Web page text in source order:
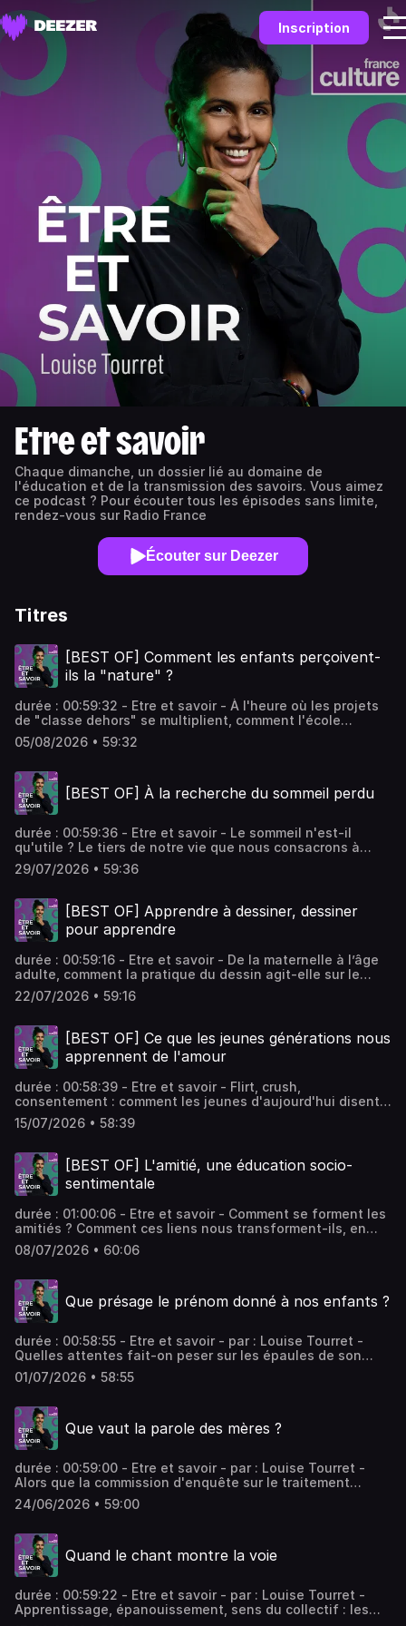
Inscription
Etre et savoir
Chaque dimanche, un dossier lié au domaine de
l'éducation et de la transmission des savoirs. Vous aimez
ce podcast ? Pour écouter tous les épisodes sans limite,
rendez-vous sur Radio France
Écouter sur Deezer
Titres
[BEST OF] Comment les enfants perçoivent-
ils la "nature" ?
durée : 00:59:32 - Etre et savoir - À l'heure où les projets
de "classe dehors" se multiplient, comment l'école
s'empare-t-elle des notions de nature, d'environnement,
d'écologie ? Vous aimez ce podcast ? Pour écouter tous
05/08/2026 • 59:32
[BEST OF] À la recherche du sommeil perdu
durée : 00:59:36 - Etre et savoir - Le sommeil n'est-il
qu'utile ? Le tiers de notre vie que nous consacrons à
dormir nous permet de vivre le reste… mais ne s’agit-il pas
aussi d’un moment privilégié, voire d’un "lieu" en nous-
que, justement, la mémoire fasse son travail. Vous aimez
ce podcast ? Pour écouter tous les épisodes sans limite,
rendez-vous sur Radio France
29/07/2026 • 59:36
[BEST OF] Apprendre à dessiner, dessiner
pour apprendre
durée : 00:59:16 - Etre et savoir - De la maternelle à l’âge
adulte, comment la pratique du dessin agit-elle sur le
développement de l’intelligence, de la sensibilité et de la
créativité ? Vous aimez ce podcast ? Pour écouter tous les
22/07/2026 • 59:16
[BEST OF] Ce que les jeunes générations nous
apprennent de l'amour
durée : 00:58:39 - Etre et savoir - Flirt, crush,
consentement : comment les jeunes d'aujourd'hui disent
et pensent leurs relations amoureuses ? Vous aimez ce
podcast ? Pour écouter tous les épisodes sans limite,
15/07/2026 • 58:39
[BEST OF] L'amitié, une éducation socio-
sentimentale
durée : 01:00:06 - Etre et savoir - Comment se forment les
amitiés ? Comment ces liens nous transforment-ils, en
particulier à l’adolescence ? Dans leurs ouvrages
respectifs, Timothée Chabot et Alice Raybaud analysent
traverser les classes sociales et les genres. Vous aimez
ce podcast ? Pour écouter tous les épisodes sans limite,
rendez-vous sur Radio France
08/07/2026 • 60:06
Que présage le prénom donné à nos enfants ?
durée : 00:58:55 - Etre et savoir - par : Louise Tourret -
Quelles attentes fait-on peser sur les épaules de son
enfant et quelles promesses lui fait-on en lui choisissant
un nom ? - équipe : Avril Ventura, François Richer - invités
Normale Supérieure Paris Saclay, Blandine Rinkel Écrivaine
et musicienne, Julia Thevenot Autrice, spécialiste en
onomastique Vous aimez ce podcast ? Pour écouter tous
01/07/2026 • 58:55
Que vaut la parole des mères ?
durée : 00:59:00 - Etre et savoir - par : Louise Tourret -
Alors que la commission d'enquête sur le traitement
judiciaire des violences sexuelles incestueuses
parentales commises contre les enfants doit rendre son
persistante envers la parole des femmes et des mineurs ?
- équipe : Avril Ventura, François Richer - invités : Romane
Brisard Journaliste française, Emmanuelle Goby Avocate
Psychiatre, pédopsychiatre, médecin légiste, expert près
la cour d'appel de Versailles, Cécile Delarue Journaliste
24/06/2026 • 59:00
Quand le chant montre la voie
durée : 00:59:22 - Etre et savoir - par : Louise Tourret -
Apprentissage, épanouissement, sens du collectif : les